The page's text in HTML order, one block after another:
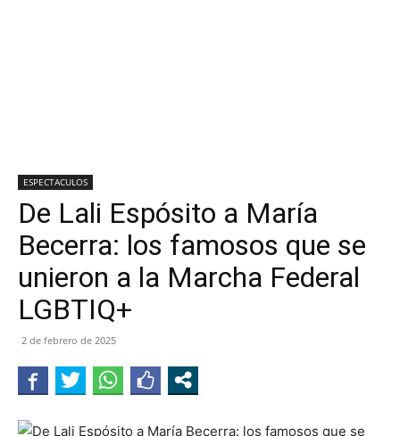
ESPECTACULOS
De Lali Espósito a María
Becerra: los famosos que se
unieron a la Marcha Federal
LGBTIQ+
2 de febrero de 2025